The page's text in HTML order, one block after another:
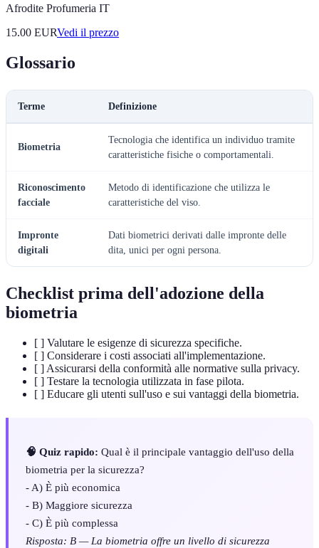
Afrodite Profumeria IT
15.00 EURVedi il prezzo
Glossario
Terme Definizione
Biometria
Tecnologia che identifica un individuo tramite
caratteristiche fisiche o comportamentali.
Riconoscimento
facciale
Metodo di identificazione che utilizza le
caratteristiche del viso.
Impronte
digitali
Dati biometrici derivati dalle impronte delle
dita, unici per ogni persona.
Checklist prima dell'adozione della
biometria
[ ] Valutare le esigenze di sicurezza specifiche.
[ ] Considerare i costi associati all'implementazione.
[ ] Assicurarsi della conformità alle normative sulla privacy.
[ ] Testare la tecnologia utilizzata in fase pilota.
[ ] Educare gli utenti sull'uso e sui vantaggi della biometria.
🧠 Quiz rapido: Qual è il principale vantaggio dell'uso della
biometria per la sicurezza?
- A) È più economica
- B) Maggiore sicurezza
- C) È più complessa
Risposta: B — La biometria offre un livello di sicurezza